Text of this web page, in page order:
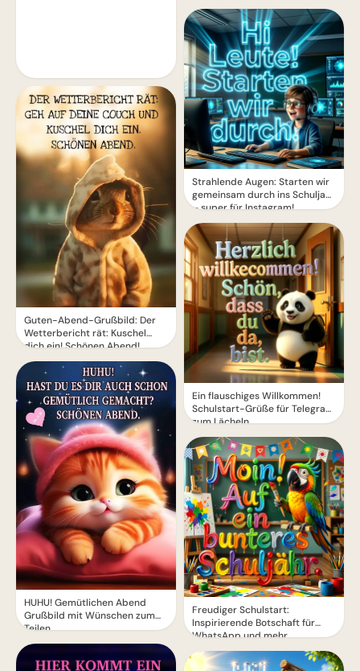
Guten-Abend-Grußbild: Der
Wetterbericht rät: Kuschel
dich ein! Schönen Abend!
HUHU! Gemütlichen Abend
Grußbild mit Wünschen zum
Teilen
Strahlende Augen: Starten wir
gemeinsam durch ins Schuljahr
– super für Instagram!
Ein flauschiges Willkommen!
Schulstart-Grüße für Telegram
zum Lächeln
Freudiger Schulstart:
Inspirierende Botschaft für
WhatsApp und mehr